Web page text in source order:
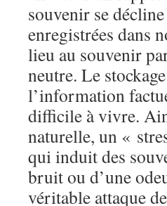
souvenir se
enregistrées dans
lieu au souvenir
neutre. Le
l’information
difficile à vivre.
naturelle, un «
qui induit des
bruit ou d’une
véritable attaque